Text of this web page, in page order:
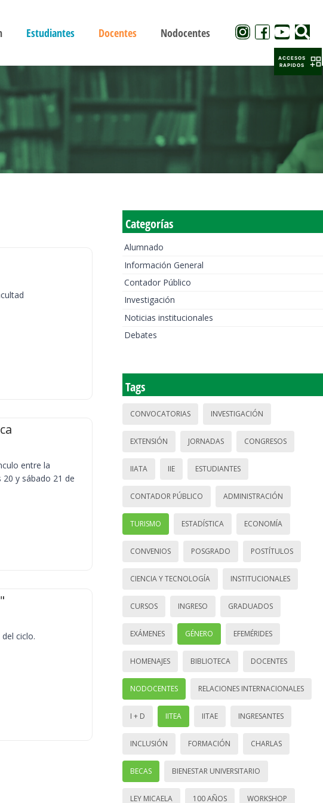
Estudiantes Docentes Nodocentes
entre la
y sábado 21 de
ciclo.
Categorías
Alumnado
Información General
Contador Público
Investigación
Noticias institucionales
Debates
Tags
CONVOCATORIAS INVESTIGACIÓN
EXTENSIÓN JORNADAS CONGRESOS
IIATA IIE ESTUDIANTES
CONTADOR PÚBLICO ADMINISTRACIÓN
TURISMO ESTADÍSTICA ECONOMÍA
CONVENIOS POSGRADO POSTÍTULOS
CIENCIA Y TECNOLOGÍA INSTITUCIONALES
CURSOS INGRESO GRADUADOS
EXÁMENES GÉNERO EFEMÉRIDES
HOMENAJES BIBLIOTECA DOCENTES
NODOCENTES RELACIONES INTERNACIONALES
I + D IITEA IITAE INGRESANTES
INCLUSIÓN FORMACIÓN CHARLAS
BECAS BIENESTAR UNIVERSITARIO
LEY MICAELA 100 AÑOS WORKSHOP
ACCESOS
RAPIDOS